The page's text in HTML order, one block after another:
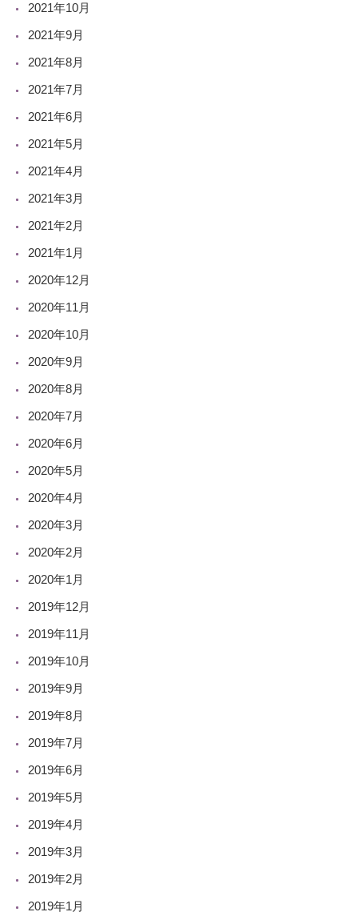
2021年10月
2021年9月
2021年8月
2021年7月
2021年6月
2021年5月
2021年4月
2021年3月
2021年2月
2021年1月
2020年12月
2020年11月
2020年10月
2020年9月
2020年8月
2020年7月
2020年6月
2020年5月
2020年4月
2020年3月
2020年2月
2020年1月
2019年12月
2019年11月
2019年10月
2019年9月
2019年8月
2019年7月
2019年6月
2019年5月
2019年4月
2019年3月
2019年2月
2019年1月